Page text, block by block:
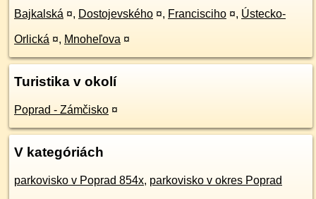
Bajkalská ¤, Dostojevského ¤, Francisciho ¤, Ústecko-
Orlická ¤, Mnoheľova ¤
Turistika v okolí
Poprad - Zámčisko ¤
V kategóriách
parkovisko v Poprad 854x, parkovisko v okres Poprad